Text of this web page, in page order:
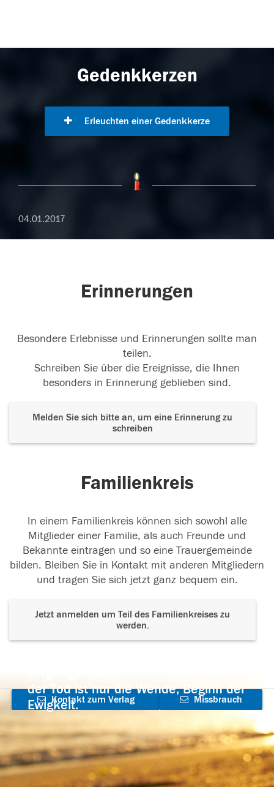
Gedenkkerzen
Erleuchten einer Gedenkkerze
04.01.2017
Erinnerungen
Besondere Erlebnisse und Erinnerungen sollte man
teilen.
Schreiben Sie über die Ereignisse, die Ihnen
besonders in Erinnerung geblieben sind.
Melden Sie sich bitte an, um eine Erinnerung zu
schreiben
Familienkreis
In einem Familienkreis können sich sowohl alle
Mitglieder einer Familie, als auch Freunde und
Bekannte eintragen und so eine Trauergemeinde
bilden. Bleiben Sie in Kontakt mit anderen Mitgliedern
und tragen Sie sich jetzt ganz bequem ein.
Jetzt anmelden um Teil des Familienkreises zu
werden.
der Tod ist nur die Wende, Beginn der
Ewigkeit.
Kontakt zum Verlag
aufnehmen
Missbrauch